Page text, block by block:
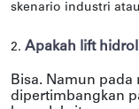
skenario industri
2. Apakah lift
Bisa. Namun pada
dipertimbangkan